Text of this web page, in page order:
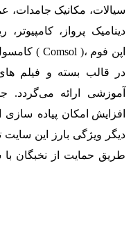
سیالات، مکانیک
دینامیک پرواز،
آموزشی ارائه می‌گردد.
افزایش امکان پیاده سازی
دیگر ویژگی بارز این
طریق حمایت از نخبگان